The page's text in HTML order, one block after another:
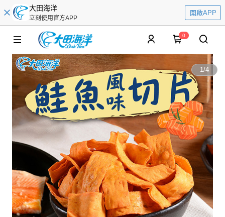
大田海洋
立刻使用官方APP
開啟APP
0
1/4